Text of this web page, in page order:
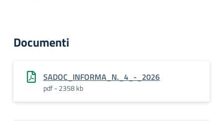
Documenti
SADOC_INFORMA_N._4_-_2026
pdf - 2358 kb